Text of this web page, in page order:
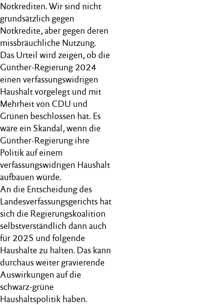
Notkrediten. Wir sind nicht
grundsätzlich gegen
Notkredite, aber gegen deren
missbräuchliche Nutzung.
Das Urteil wird zeigen, ob die
Günther-Regierung 2024
einen verfassungswidrigen
Haushalt vorgelegt und mit
Mehrheit von CDU und
Grünen beschlossen hat. Es
wäre ein Skandal, wenn die
Günther-Regierung ihre
Politik auf einem
verfassungswidrigen Haushalt
aufbauen würde.
An die Entscheidung des
Landesverfassungsgerichts hat
sich die Regierungskoalition
selbstverständlich dann auch
für 2025 und folgende
Haushalte zu halten. Das kann
durchaus weiter gravierende
Auswirkungen auf die
schwarz-grüne
Haushaltspolitik haben.